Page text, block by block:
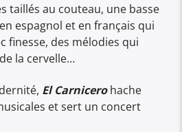
taillés au couteau, une basse
espagnol et en français qui
finesse, des mélodies qui
la cervelle…
El Carnicerohache
et sert un concert